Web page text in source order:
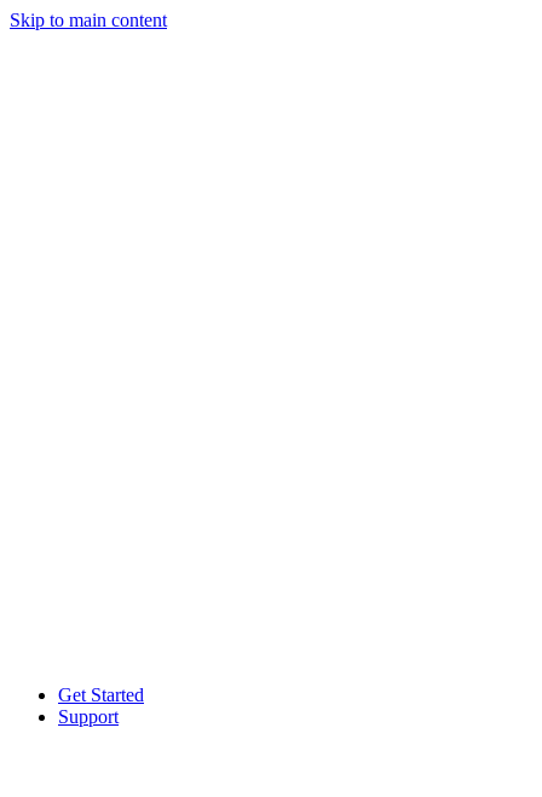
Skip to main content
Get Started
Support